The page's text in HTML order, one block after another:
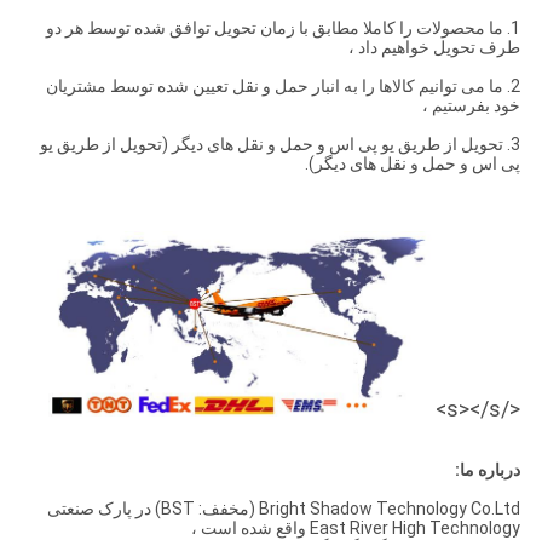
1. ما محصولات را کاملا مطابق با زمان تحویل توافق شده توسط هر دو
طرف تحویل خواهیم داد ،
2. ما می توانیم کالاها را به انبار حمل و نقل تعیین شده توسط مشتریان
خود بفرستیم ،
3. تحویل از طریق یو پی اس و حمل و نقل های دیگر (تحویل از طریق یو
پی اس و حمل و نقل های دیگر).
</s></s>
درباره ما:
Bright Shadow Technology Co.Ltd (مخفف: BST) در پارک صنعتی
East River High Technology واقع شده است ،